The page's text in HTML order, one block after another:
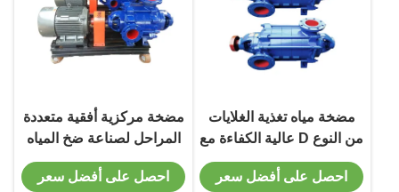
مضخة مياه تغذية الغلايات
من النوع D عالية الكفاءة مع
مادة ختم التعبئة الناعمة
تستخدم الحديد الزهر /
احصل على أفضل سعر
مضخة مركزية أفقية متعددة
المراحل لصناعة ضخ المياه
في منجم الفحم
احصل على أفضل سعر